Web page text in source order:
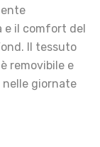
e il comfort del
Il tessuto
removibile e
nelle giornate